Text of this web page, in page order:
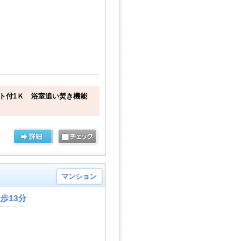
付1Ｋ 浴室追い焚き機能
マンション
13分